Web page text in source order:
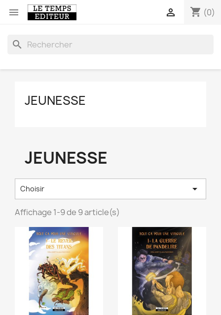
 shopping_cart (0)

search
JEUNESSE
JEUNESSE
Choisir 
Affichage 1-9 de 9 article(s)